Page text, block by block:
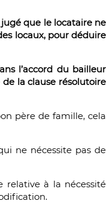
jugé que le locataire ne
locaux, pour déduire
l’accord du bailleur
la clause résolutoire
père de famille, cela
ne nécessite pas de
relative à la nécessité